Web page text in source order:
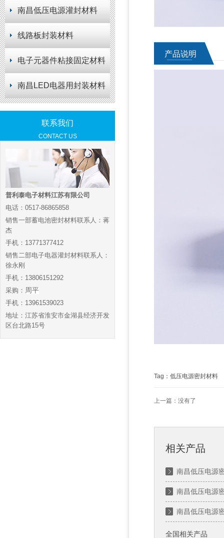
南昌低压电源灌封材料
线路板封装材料
电子元器件粘接固定材料
南昌LED电器用封装材料
联系我们
CONTACT US
普利泰电子材料江苏有限公司
电话：0517-86865858
销售一部蓄电池密封材料联系人：蒋
杰
手机：13771377412
销售二部电子电器灌封材料联系人：
徐永刚
手机：13806151292
采购： 周平
手机：13961539023
地址：江苏省淮安市金湖县经济开发
区台北路15号
产品说明
Tag：低压电源密封材料
上一篇：没有了
相关产品
南昌低压电源
南昌低压电源
南昌低压电源
全国相关产品